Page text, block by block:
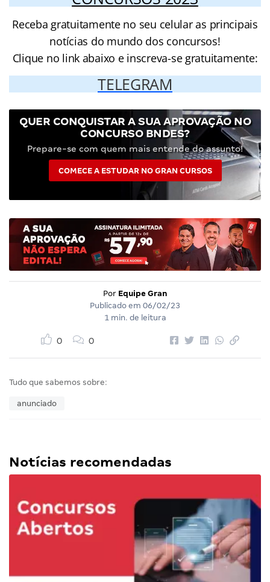
Receba gratuitamente no seu celular as principais
notícias do mundo dos concursos!
Clique no link abaixo e inscreva-se gratuitamente:
TELEGRAM
QUER CONQUISTAR A SUA APROVAÇÃO NO
CONCURSO BNDES?
Prepare-se com quem mais entende do assunto!
COMECE A ESTUDAR NO GRAN CURSOS
Por Equipe Gran
Publicado em 06/02/23
1 min. de leitura
0 0
Tudo que sabemos sobre:
anunciado
Notícias recomendadas